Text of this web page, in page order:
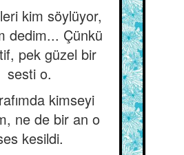
kim söylüyor,
dedim... Çünkü
pek güzel bir
sesti o.
kimseyi
ne de bir an o
kesildi.